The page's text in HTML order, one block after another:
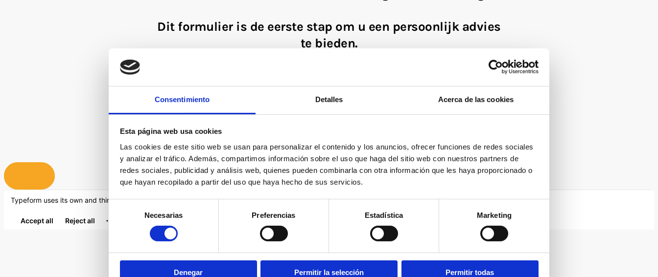
Consentimiento Detalles Acerca de las cookies
Esta página web usa cookies
Las cookies de este sitio web se usan para personalizar el contenido y los anuncios, ofrecer funciones de redes sociales
y analizar el tráfico. Además, compartimos información sobre el uso que haga del sitio web con nuestros partners de
redes sociales, publicidad y análisis web, quienes pueden combinarla con otra información que les haya proporcionado o
que hayan recopilado a partir del uso que haya hecho de sus servicios.
consentimiento
Necesarias Preferencias Estadística Marketing
Denegar Permitir la selección Permitir todas